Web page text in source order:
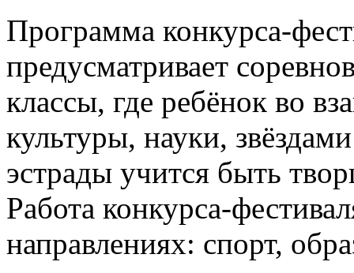
Программа конкурса-
предусматривает
классы, где ребёнок во
культуры, науки,
эстрады учится быть
Работа конкурса-
направлениях: спорт,